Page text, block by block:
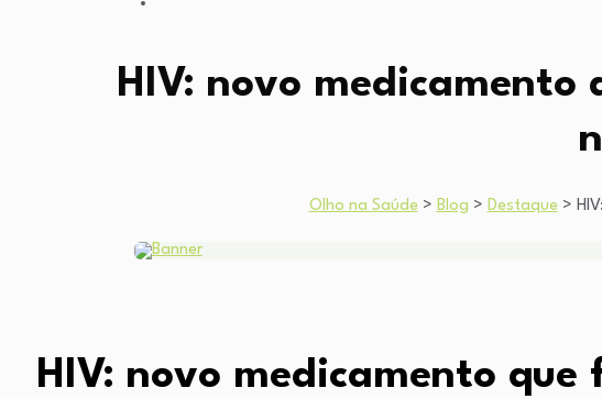
HIV: novo
Olho na Saúde> Blog > Destaque>
HIV: novo medicamento